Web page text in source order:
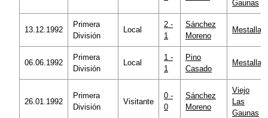
Gaunas
13.12.1992
Primera
División
Local
2 -
1
Sánchez
Moreno
Mestalla
06.06.1992
Primera
División
Local
1 -
1
Pino
Casado
Mestalla
26.01.1992
Primera
División
Visitante
0 -
0
Sánchez
Moreno
Viejo
Las
Gaunas